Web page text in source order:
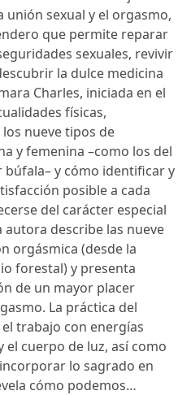
unión sexual y el orgasmo,
que permite reparar
sexuales, revivir
la dulce medicina
Charles, iniciada en el
físicas,
nueve tipos de
y femenina –como los del
y cómo identificar y
posible a cada
del carácter especial
autora describe las nueve
orgásmica (desde la
forestal) y presenta
de un mayor placer
La práctica del
trabajo con energías
el cuerpo de luz, así como
lo sagrado en
cómo podemos…